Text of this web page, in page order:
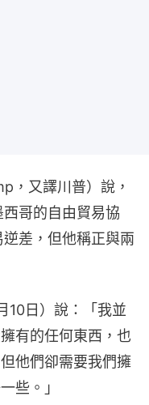
，又譯川普）說，
哥的自由貿易協
差，但他稱正與兩
10日）說：「我並
有的任何東西，也
他們卻需要我們擁
些。」